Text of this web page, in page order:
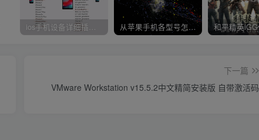
ios手机设备详细插件平刷教程 从苹果手机各型号怎么越狱到怎么开科技完整教程
下一篇
VMware Workstation v15.5.2中文精简安装版 自带激活码